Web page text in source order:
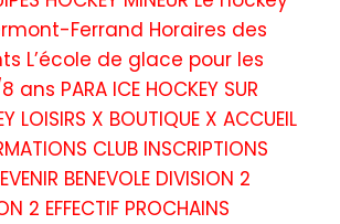
Ferrand Horaires des
L’école de glace pour les
PARA ICE HOCKEY SUR
LOISIRS X BOUTIQUE X ACCUEIL
CLUB INSCRIPTIONS
BENEVOLE DIVISION 2
2 EFFECTIF PROCHAINS